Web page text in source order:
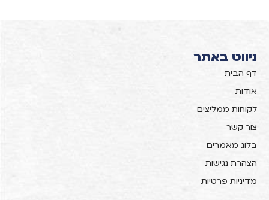
ניווט באתר
דף הבית
אודות
לקוחות ממליצים
צור קשר
בלוג מאמרים
הצהרת נגישות
מדיניות פרטיות